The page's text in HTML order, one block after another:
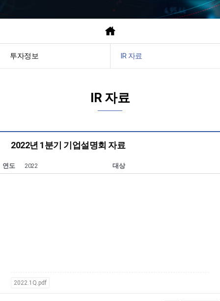
투자정보 IR 자료
IR 자료
2022년 1분기 기업설명회 자료
연도 2022 대상
2022.1Q.pdf